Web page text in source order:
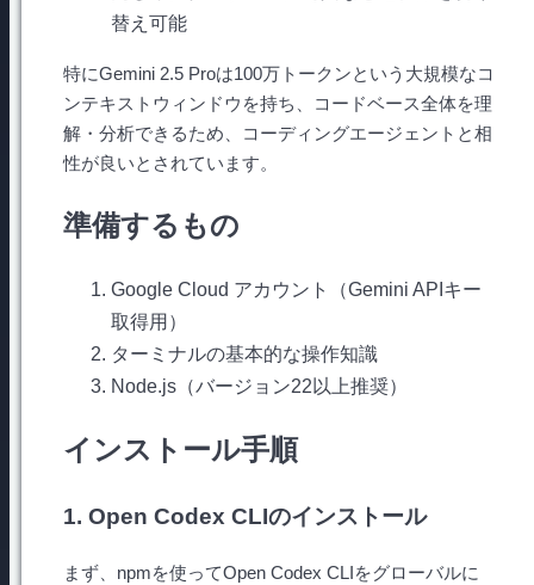
替え可能
特にGemini 2.5 Proは100万トークンという大規模なコ
ンテキストウィンドウを持ち、コードベース全体を理
解・分析できるため、コーディングエージェントと相
性が良いとされています。
準備するもの
Google Cloud アカウント（Gemini APIキー
取得用）
ターミナルの基本的な操作知識
Node.js（バージョン22以上推奨）
インストール手順
1. Open Codex CLIのインストール
まず、npmを使ってOpen Codex CLIをグローバルに